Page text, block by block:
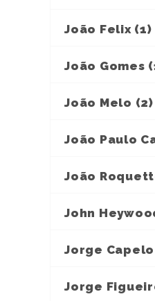
João Felix (1)
João Gomes
João Melo (2)
João Paulo
João
John
Jorge Capelo
Jorge